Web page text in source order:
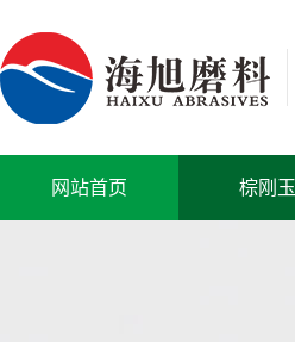
网站首页 棕刚玉